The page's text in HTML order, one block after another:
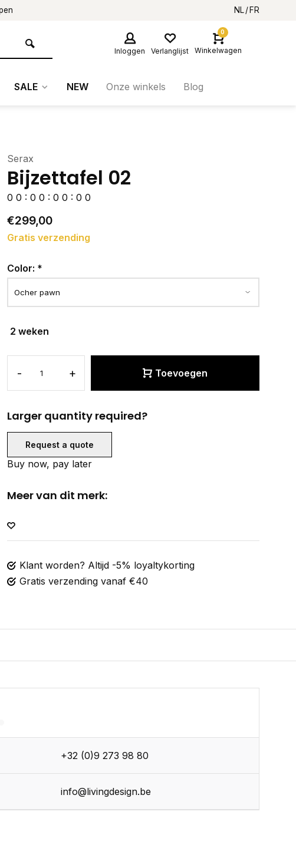
NL FR
Inloggen Verlanglijst
0
Winkelwagen
SALE NEW Onze winkels Blog
Serax
Bijzettafel 02
0 0 : 0 0 : 0 0 : 0 0
€299,00
Gratis verzending
Color: *
2 weken
- + Toevoegen
Larger quantity required?
Request a quote
Buy now, pay later
Meer van dit merk:
Klant worden? Altijd -5% loyaltykorting
Gratis verzending vanaf €40
+32 (0)9 273 98 80
info@livingdesign.be